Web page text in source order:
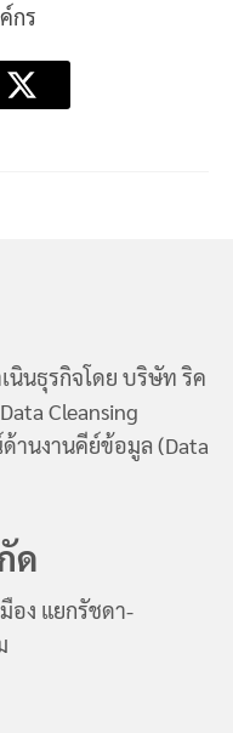
กร
นินธุรกิจโดย บริษัท ริค
Cleansing
านงานคีย์ข้อมูล (Data
ด
อง แยกรัชดา-